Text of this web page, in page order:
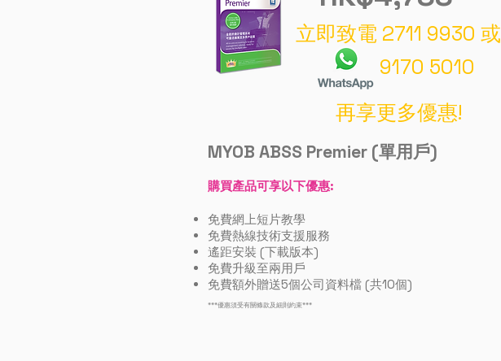
9170 5010
立即致電 2711 9930 或
再享更多優惠!
MYOB ABSS Premier (單用戶)
購買產品可享以下優惠:
免費網上短片教學
免費熱線技術支援服務
遙距安裝 (下載版本)
免費升級至兩用戶
免費額外贈送5個公司資料檔 (共10個)
***優惠須受有關條款及細則約束***